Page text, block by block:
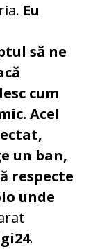
Eu
să ne
cum
Acel
un ban,
respecte
unde
.